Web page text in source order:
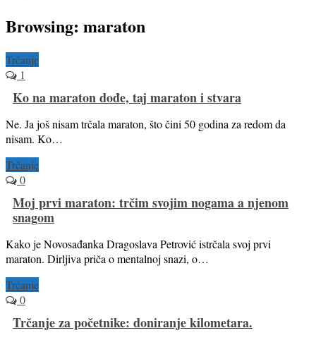
Browsing: maraton
Trčanje
1
Ko na maraton dođe, taj maraton i stvara
Ne. Ja još nisam trčala maraton, što čini 50 godina za redom da
nisam. Ko…
Trčanje
0
Moj prvi maraton: trčim svojim nogama a njenom
snagom
Kako je Novosađanka Dragoslava Petrović istrčala svoj prvi
maraton. Dirljiva priča o mentalnoj snazi, o…
Trčanje
0
Trčanje za početnike: doniranje kilometara.